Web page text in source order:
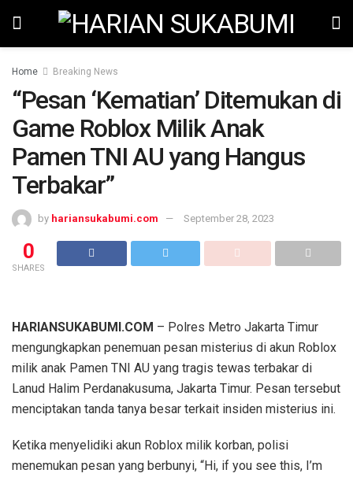
Home Breaking News
“Pesan ‘Kematian’ Ditemukan di
Game Roblox Milik Anak
Pamen TNI AU yang Hangus
Terbakar”
by hariansukabumi.com September 28, 2023
0
SHARES
HARIANSUKABUMI.COM – Polres Metro Jakarta Timur
mengungkapkan penemuan pesan misterius di akun Roblox
milik anak Pamen TNI AU yang tragis tewas terbakar di
Lanud Halim Perdanakusuma, Jakarta Timur. Pesan tersebut
menciptakan tanda tanya besar terkait insiden misterius ini.
Ketika menyelidiki akun Roblox milik korban, polisi
menemukan pesan yang berbunyi, “Hi, if you see this, I’m